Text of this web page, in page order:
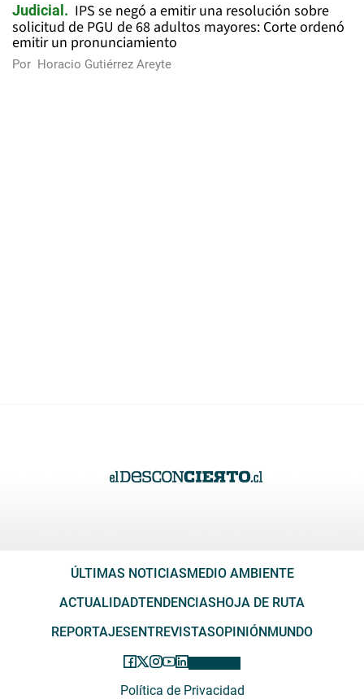
Judicial
IPS se negó a emitir una resolución sobre
solicitud de PGU de 68 adultos mayores: Corte ordenó
emitir un pronunciamiento
Por Horacio Gutiérrez Areyte
ÚLTIMAS NOTICIASMEDIO AMBIENTE
ACTUALIDADTENDENCIASHOJA DE RUTA
REPORTAJESENTREVISTASOPINIÓNMUNDO
Política de Privacidad